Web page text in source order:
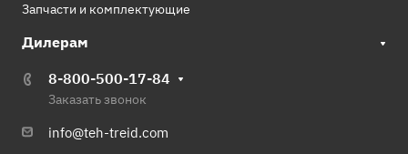
Запчасти и комплектующие
Дилерам
8-800-500-17-84
Заказать звонок
info@teh-treid.com